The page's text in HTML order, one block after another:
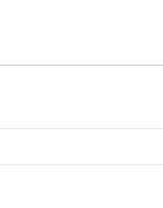
die ersten Schritte
entsprechend groß